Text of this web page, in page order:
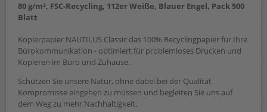
80 g/m², FSC-Recycling, 112er Weiße, Blauer Engel, Pack 500
Blatt
Kopierpapier NAUTILUS Classic das 100% Recyclingpapier für Ihre
Bürokommunikation - optimiert für problemloses Drucken und
Kopieren im Büro und Zuhause.
Schützen Sie unsere Natur, ohne dabei bei der Qualität
Kompromisse eingehen zu müssen und begleiten Sie uns auf
dem Weg zu mehr Nachhaltigkeit.